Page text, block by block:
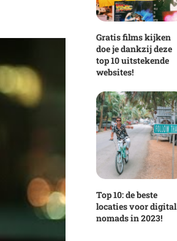
Gratis films kijken
doe je dankzij deze
top 10 uitstekende
websites!
Top 10: de beste
locaties voor digital
nomads in 2023!